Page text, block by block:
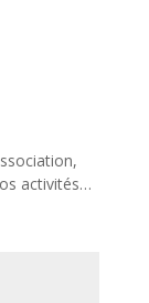
activités…